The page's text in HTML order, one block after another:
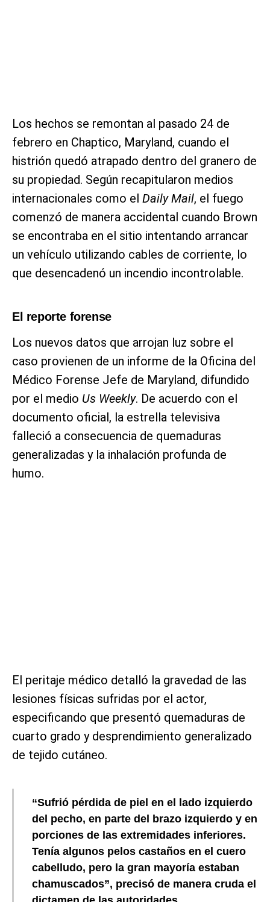
Los hechos se remontan al pasado 24 de
febrero en Chaptico, Maryland, cuando el
histrión quedó atrapado dentro del granero de
su propiedad. Según recapitularon medios
internacionales como el Daily Mail, el fuego
comenzó de manera accidental cuando Brown
se encontraba en el sitio intentando arrancar
un vehículo utilizando cables de corriente, lo
que desencadenó un incendio incontrolable.
El reporte forense
Los nuevos datos que arrojan luz sobre el
caso provienen de un informe de la Oficina del
Médico Forense Jefe de Maryland, difundido
por el medio Us Weekly. De acuerdo con el
documento oficial, la estrella televisiva
falleció a consecuencia de quemaduras
generalizadas y la inhalación profunda de
humo.
El peritaje médico detalló la gravedad de las
lesiones físicas sufridas por el actor,
especificando que presentó quemaduras de
cuarto grado y desprendimiento generalizado
de tejido cutáneo.
“Sufrió pérdida de piel en el lado izquierdo
del pecho, en parte del brazo izquierdo y en
porciones de las extremidades inferiores.
Tenía algunos pelos castaños en el cuero
cabelludo, pero la gran mayoría estaban
chamuscados”, precisó de manera cruda el